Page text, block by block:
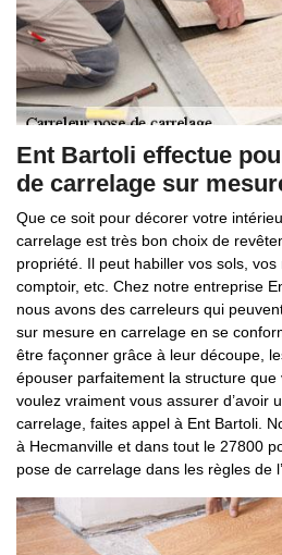
Ent Bartoli effectue
de carrelage sur
Que ce soit pour décorer votre
carrelage est très bon choix de
propriété. Il peut habiller vos sols,
comptoir, etc. Chez notre entreprise
nous avons des carreleurs qui
sur mesure en carrelage en se
être façonner grâce à leur découpe,
épouser parfaitement la structure que
voulez vraiment vous assurer d’avoir
carrelage, faites appel à Ent Bartoli.
à Hecmanville et dans tout le 27800
pose de carrelage dans les règles de